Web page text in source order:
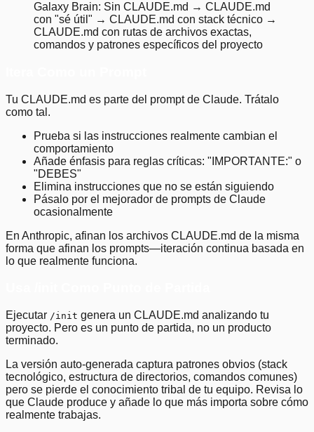
Galaxy Brain: Sin CLAUDE.md → CLAUDE.md
con "sé útil" → CLAUDE.md con stack técnico →
CLAUDE.md con rutas de archivos exactas,
comandos y patrones específicos del proyecto
Tu CLAUDE.md es parte del prompt de Claude. Trátalo
como tal.
Prueba si las instrucciones realmente cambian el
comportamiento
Añade énfasis para reglas críticas: "IMPORTANTE:" o
"DEBES"
Elimina instrucciones que no se están siguiendo
Pásalo por el mejorador de prompts de Claude
ocasionalmente
En Anthropic, afinan los archivos CLAUDE.md de la misma
forma que afinan los prompts—iteración continua basada en
lo que realmente funciona.
Ejecutar /init genera un CLAUDE.md analizando tu
proyecto. Pero es un punto de partida, no un producto
terminado.
La versión auto-generada captura patrones obvios (stack
tecnológico, estructura de directorios, comandos comunes)
pero se pierde el conocimiento tribal de tu equipo. Revisa lo
que Claude produce y añade lo que más importa sobre cómo
realmente trabajas.